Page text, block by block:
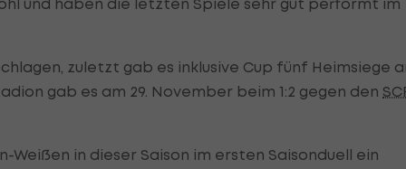
und haben die letzten Spiele sehr gut performt im
zuletzt gab es inklusive Cup fünf Heimsiege
gab es am 29. November beim 1:2 gegen den
in dieser Saison im ersten Saisonduell ein